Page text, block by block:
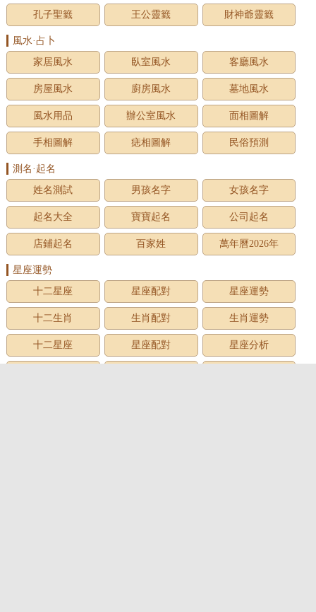
孔子聖籤 王公靈籤 財神爺靈籤
風水·占卜
家居風水
臥室風水 客廳風水
房屋風水 廚房風水 墓地風水
風水用品 辦公室風水 面相圖解
手相圖解 痣相圖解 民俗預測
測名·起名
姓名測試
男孩名字 女孩名字
起名大全 寶寶起名 公司起名
店鋪起名 百家姓 萬年曆2026年
星座運勢
十二星座
星座配對 星座運勢
十二生肖 生肖配對 生肖運勢
十二星座 星座配對 星座分析